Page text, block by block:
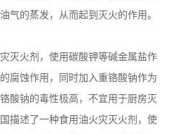
气的蒸发，从而起到灭火的作用。
灭火剂，使用碳酸钾等碱金属盐作
腐蚀作用，同时加入重铬酸钠作为
酸钠的毒性极高，不宜用于厨房灭
描述了一种食用油火灾灭火剂，使